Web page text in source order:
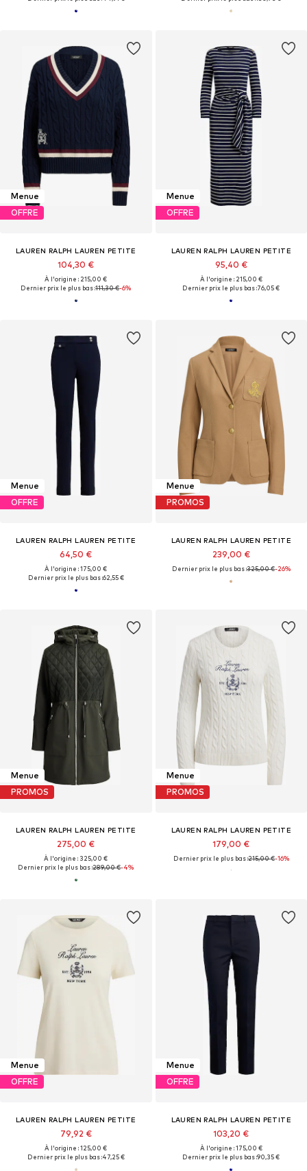
Menue
OFFRE
LAUREN RALPH LAUREN PETITE
104,30 €
À l'origine : 215,00 €
Dernier prix le plus bas :111,30 €-6%
Menue
OFFRE
LAUREN RALPH LAUREN PETITE
95,40 €
À l'origine : 215,00 €
Dernier prix le plus bas :76,05 €
Menue
OFFRE
LAUREN RALPH LAUREN PETITE
64,50 €
À l'origine : 175,00 €
Dernier prix le plus bas :62,55 €
Menue
PROMOS
LAUREN RALPH LAUREN PETITE
239,00 €
Dernier prix le plus bas :325,00 €-26%
Menue
PROMOS
LAUREN RALPH LAUREN PETITE
275,00 €
À l'origine : 325,00 €
Dernier prix le plus bas :289,00 €-4%
Menue
PROMOS
LAUREN RALPH LAUREN PETITE
179,00 €
Dernier prix le plus bas :215,00 €-16%
Menue
OFFRE
LAUREN RALPH LAUREN PETITE
79,92 €
À l'origine : 125,00 €
Dernier prix le plus bas :47,25 €
Menue
OFFRE
LAUREN RALPH LAUREN PETITE
103,20 €
À l'origine : 175,00 €
Dernier prix le plus bas :90,35 €